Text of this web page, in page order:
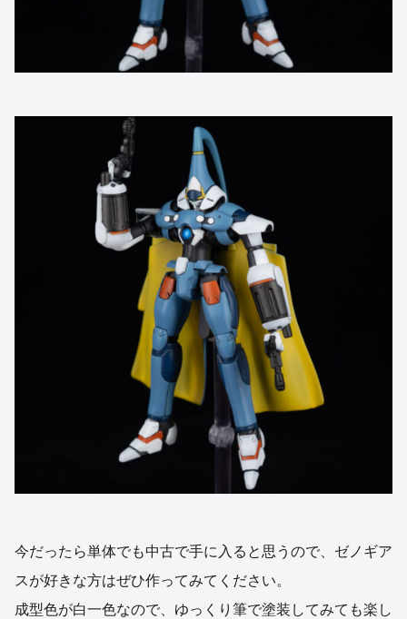
今だったら単体でも中古で手に入ると思うので、ゼノギア
スが好きな方はぜひ作ってみてください。
成型色が白一色なので、ゆっくり筆で塗装してみても楽し